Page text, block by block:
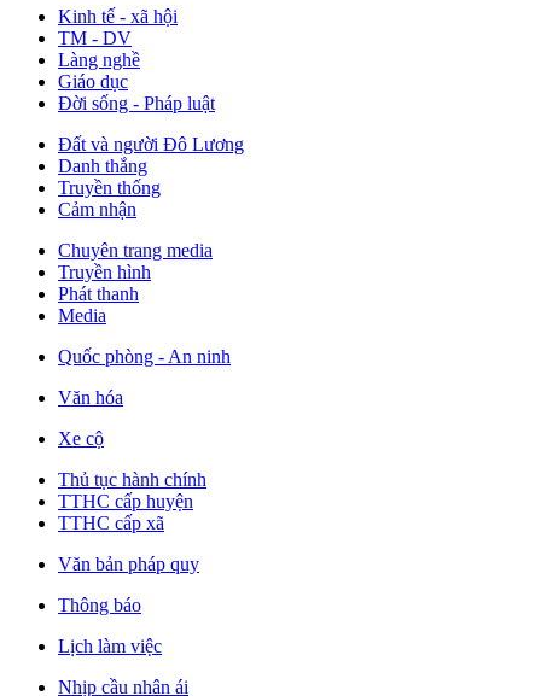
Kinh tế - xã hội
TM - DV
Làng nghề
Giáo dục
Đời sống - Pháp luật
Đất và người Đô Lương
Danh thắng
Truyền thống
Cảm nhận
Chuyên trang media
Truyền hình
Phát thanh
Media
Quốc phòng - An ninh
Văn hóa
Xe cộ
Thủ tục hành chính
TTHC cấp huyện
TTHC cấp xã
Văn bản pháp quy
Thông báo
Lịch làm việc
Nhịp cầu nhân ái